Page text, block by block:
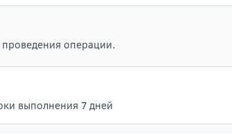
проведения операции.
выполнения 7 дней